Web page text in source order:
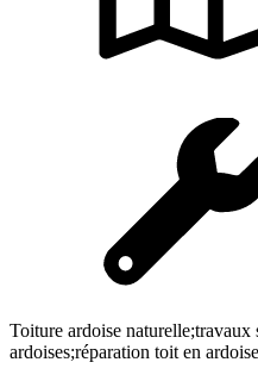
Toiture ardoise naturelle;travaux
ardoises;réparation toit en